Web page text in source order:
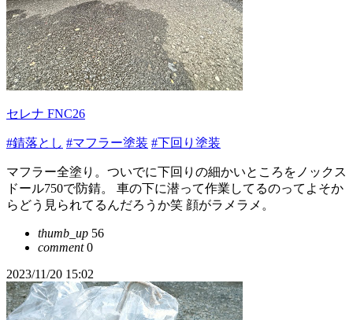
セレナ FNC26
#錆落とし #マフラー塗装 #下回り塗装
マフラー全塗り。ついでに下回りの細かいところをノックス
ドール750で防錆。 車の下に潜って作業してるのってよそか
らどう見られてるんだろうか笑 顔がラメラメ。
thumb_up 56
comment0
2023/11/20 15:02